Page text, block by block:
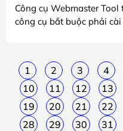
Công cụ Webmaster
công cụ bắt buộc phải
1 2 3 4
10
11 12 13
19
20 21 22
28
29 30 31